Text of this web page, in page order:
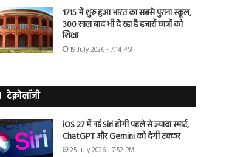
1715 में शुरू हुआ भारत का सबसे पुराना स्कूल,
300 साल बाद भी दे रहा है हजारों छात्रों को
शिक्षा
19 July 2026 - 7:14 PM
टेक्नोलॉजी
iOS 27 में नई Siri होगी पहले से ज्यादा स्मार्ट,
ChatGPT और Gemini को देगी टक्कर
25 July 2026 - 7:52 PM